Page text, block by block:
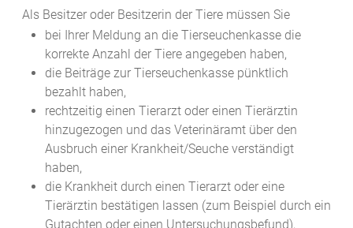
Als Besitzer oder Besitzerin der Tiere müssen Sie
bei Ihrer Meldung an die Tierseuchenkasse die
korrekte Anzahl der Tiere angegeben haben,
die Beiträge zur Tierseuchenkasse pünktlich
bezahlt haben,
rechtzeitig einen Tierarzt oder einen Tierärztin
hinzugezogen und das Veterinäramt über den
Ausbruch einer Krankheit/Seuche verständigt
haben,
die Krankheit durch einen Tierarzt oder eine
Tierärztin bestätigen lassen (zum Beispiel durch ein
Gutachten oder einen Untersuchungsbefund),